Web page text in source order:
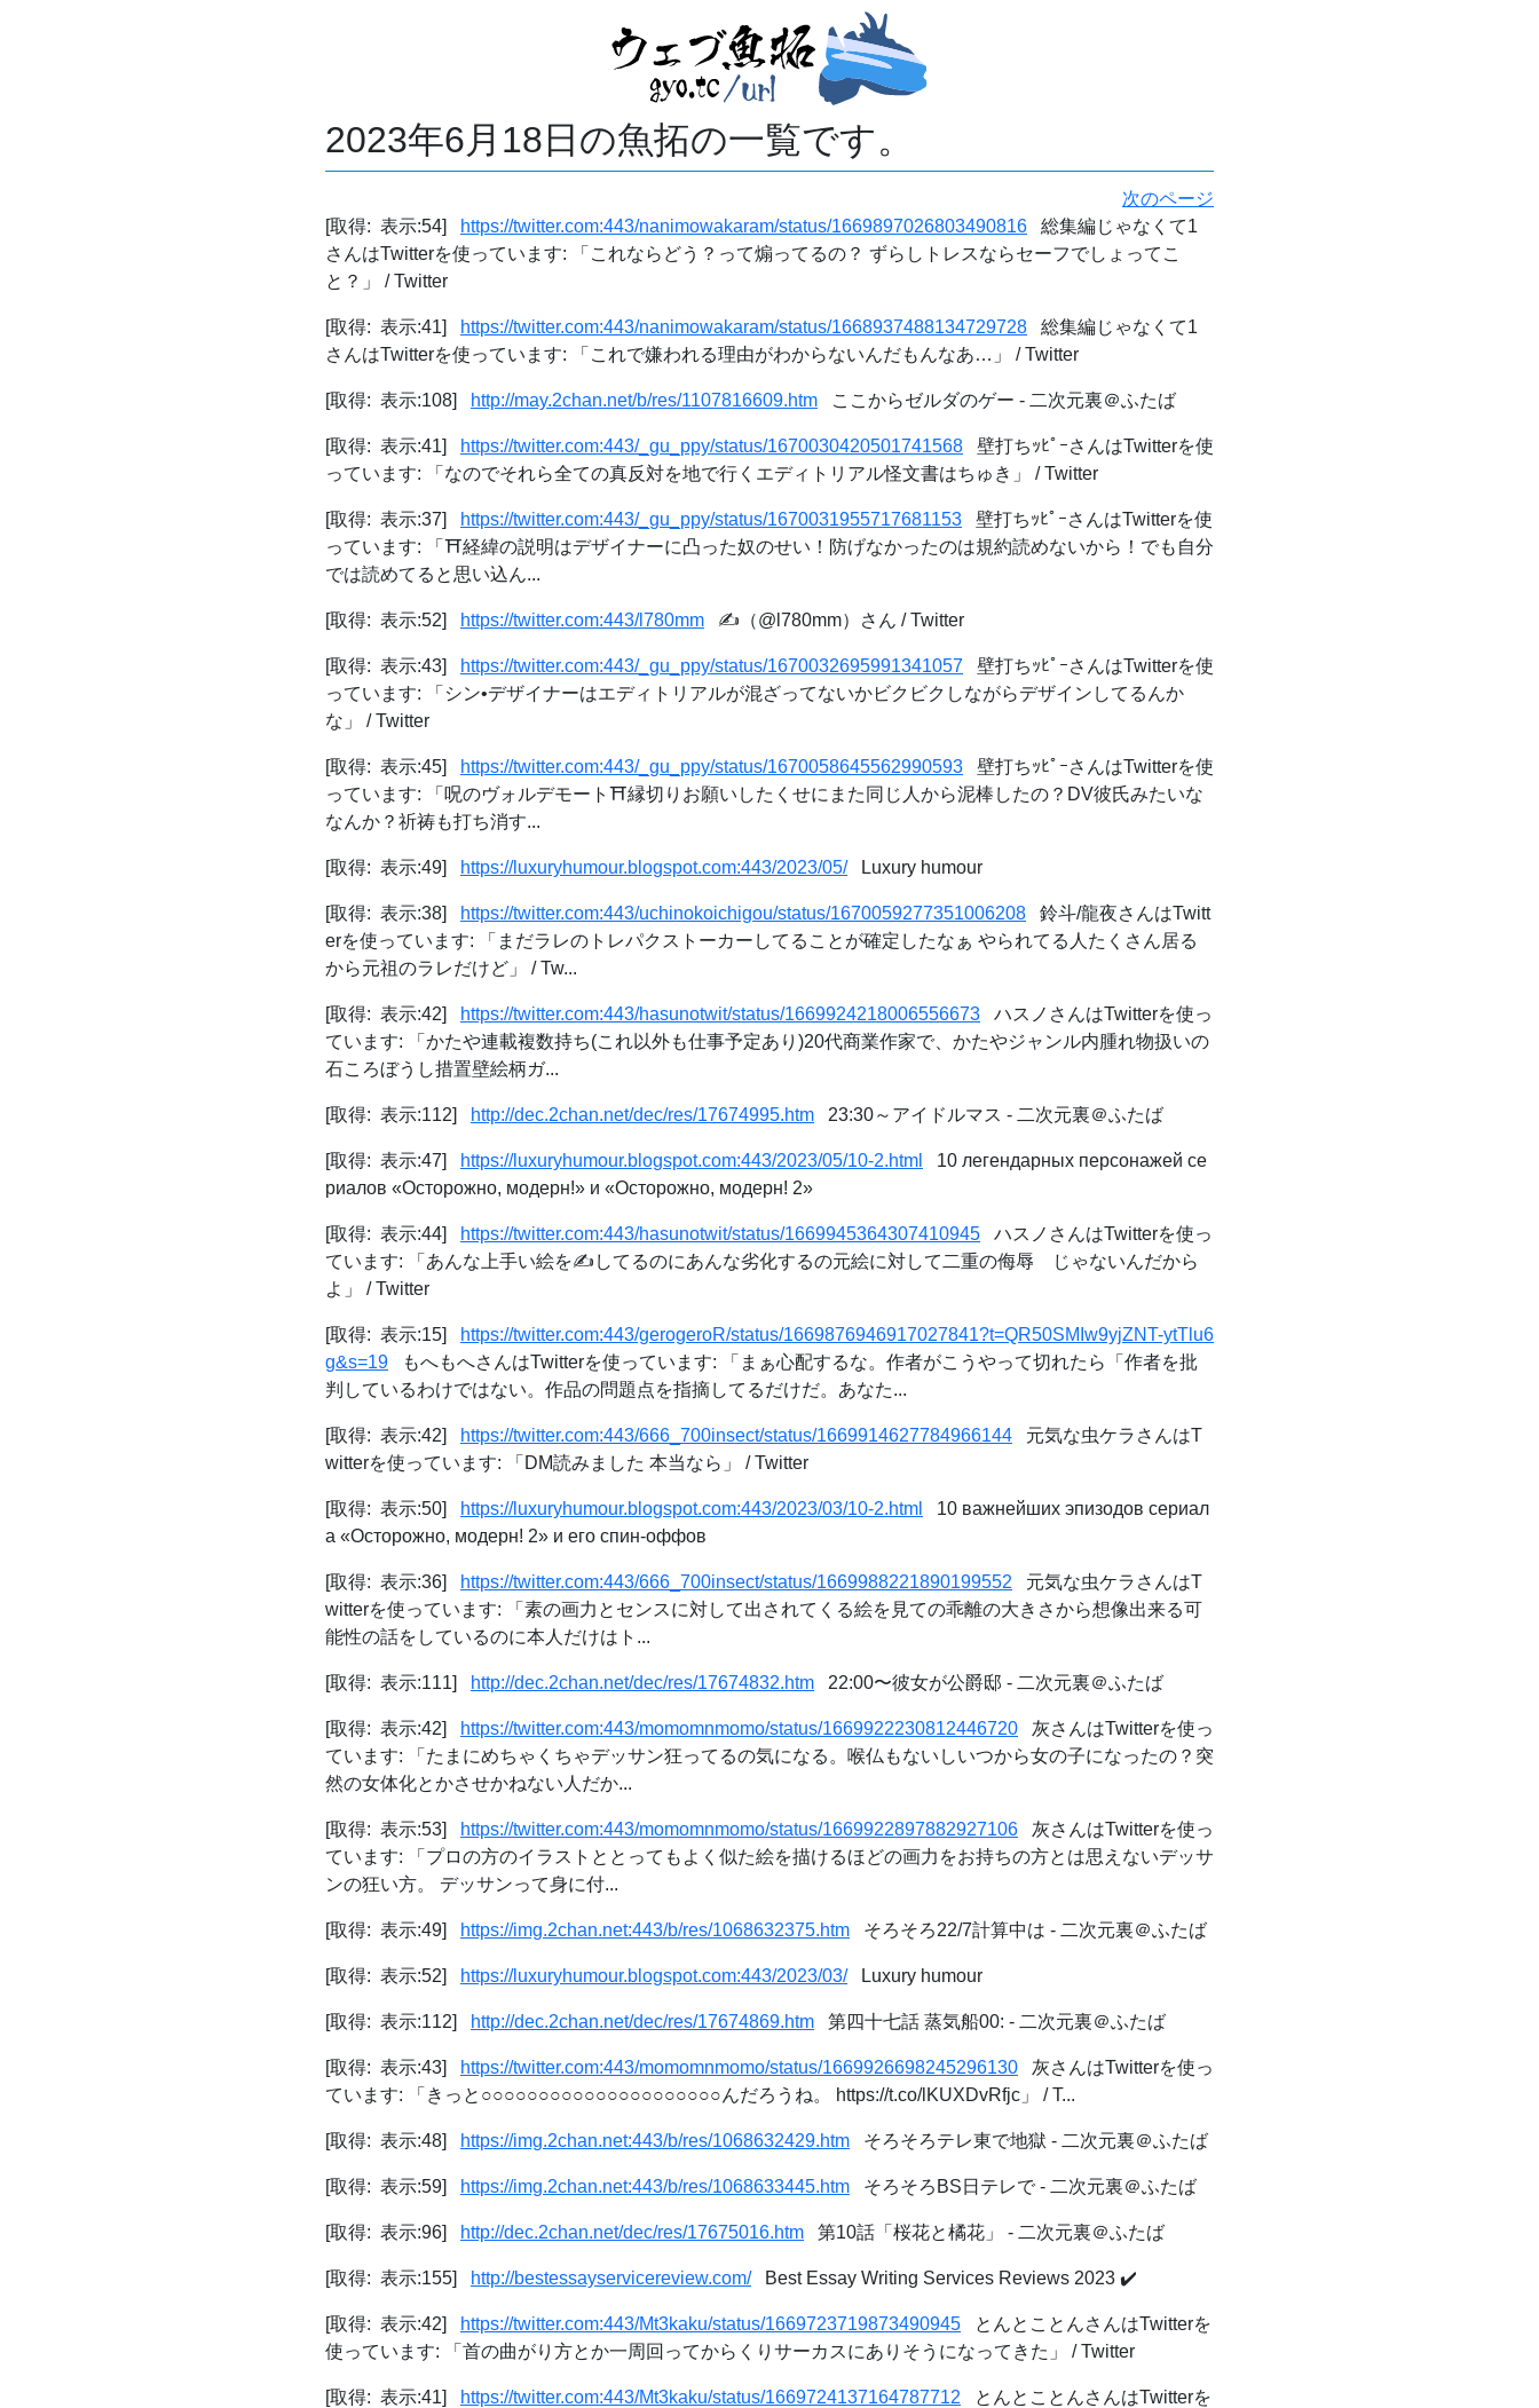
2023年6月18日の魚拓の一覧です。
次のページ
[取得: 表示:54]
https://twitter.com:443/nanimowakaram/status/1669897026803490816 総集編じゃなくて1
さんはTwitterを使っています: 「これならどう？って煽ってるの？ ずらしトレスならセーフでしょってこ
と？」 / Twitter
[取得: 表示:41] https://twitter.com:443/nanimowakaram/status/1668937488134729728 総集編じゃなくて1
さんはTwitterを使っています: 「これで嫌われる理由がわからないんだもんなあ…」 / Twitter
[取得: 表示:108] http://may.2chan.net/b/res/1107816609.htm ここからゼルダのゲー - 二次元裏＠ふたば
[取得: 表示:41] https://twitter.com:443/_gu_ppy/status/1670030420501741568 壁打ちｯﾋﾟｰさんはTwitterを使
っています: 「なのでそれら全ての真反対を地で行くエディトリアル怪文書はちゅき」 / Twitter
[取得: 表示:37] https://twitter.com:443/_gu_ppy/status/1670031955717681153 壁打ちｯﾋﾟｰさんはTwitterを使
っています: 「⛩経緯の説明はデザイナーに凸った奴のせい！防げなかったのは規約読めないから！でも自分
では読めてると思い込ん...
[取得: 表示:52] https://twitter.com:443/l780mm ✍️（@l780mm）さん / Twitter
[取得: 表示:43] https://twitter.com:443/_gu_ppy/status/1670032695991341057 壁打ちｯﾋﾟｰさんはTwitterを使
っています: 「シン•デザイナーはエディトリアルが混ざってないかビクビクしながらデザインしてるんか
な」 / Twitter
[取得: 表示:45] https://twitter.com:443/_gu_ppy/status/1670058645562990593 壁打ちｯﾋﾟｰさんはTwitterを使
っています: 「呪のヴォルデモート⛩縁切りお願いしたくせにまた同じ人から泥棒したの？DV彼氏みたいな
なんか？祈祷も打ち消す...
[取得: 表示:49] https://luxuryhumour.blogspot.com:443/2023/05/Luxury humour
[取得: 表示:38] https://twitter.com:443/uchinokoichigou/status/1670059277351006208 鈴斗/龍夜さんはTwitt
erを使っています: 「まだラレのトレパクストーカーしてることが確定したなぁ やられてる人たくさん居る
から元祖のラレだけど」 / Tw...
[取得: 表示:42] https://twitter.com:443/hasunotwit/status/1669924218006556673 ハスノさんはTwitterを使っ
ています: 「かたや連載複数持ち(これ以外も仕事予定あり)20代商業作家で、かたやジャンル内腫れ物扱いの
石ころぼうし措置壁絵柄ガ...
[取得: 表示:112] http://dec.2chan.net/dec/res/17674995.htm 23:30～アイドルマス - 二次元裏＠ふたば
[取得: 表示:47] https://luxuryhumour.blogspot.com:443/2023/05/10-2.html
10 легендарных персонажей се
риалов «Осторожно, модерн!» и «Осторожно, модерн! 2»
[取得: 表示:44] https://twitter.com:443/hasunotwit/status/1669945364307410945 ハスノさんはTwitterを使っ
ています: 「あんな上手い絵を✍️してるのにあんな劣化するの元絵に対して二重の侮辱 じゃないんだから
よ」 / Twitter
[取得: 表示:15]
https://twitter.com:443/gerogeroR/status/1669876946917027841?t=QR50SMIw9yjZNT-ytTlu6
g&s=19 もへもへさんはTwitterを使っています: 「まぁ心配するな。作者がこうやって切れたら「作者を批
判しているわけではない。作品の問題点を指摘してるだけだ。あなた...
[取得: 表示:42] https://twitter.com:443/666_700insect/status/1669914627784966144 元気な虫ケラさんはT
witterを使っています: 「DM読みました 本当なら」 / Twitter
[取得: 表示:50] https://luxuryhumour.blogspot.com:443/2023/03/10-2.html
10 важнейших эпизодов сериал
а «Осторожно, модерн! 2» и его спин-оффов
[取得: 表示:36] https://twitter.com:443/666_700insect/status/1669988221890199552 元気な虫ケラさんはT
witterを使っています: 「素の画力とセンスに対して出されてくる絵を見ての乖離の大きさから想像出来る可
能性の話をしているのに本人だけはト...
[取得: 表示:111] http://dec.2chan.net/dec/res/17674832.htm 22:00〜彼女が公爵邸 - 二次元裏＠ふたば
[取得: 表示:42] https://twitter.com:443/momomnmomo/status/1669922230812446720 灰さんはTwitterを使っ
ています: 「たまにめちゃくちゃデッサン狂ってるの気になる。喉仏もないしいつから女の子になったの？突
然の女体化とかさせかねない人だか...
[取得: 表示:53] https://twitter.com:443/momomnmomo/status/1669922897882927106 灰さんはTwitterを使っ
ています: 「プロの方のイラストととってもよく似た絵を描けるほどの画力をお持ちの方とは思えないデッサ
ンの狂い方。 デッサンって身に付...
[取得: 表示:49] https://img.2chan.net:443/b/res/1068632375.htm そろそろ22/7計算中は - 二次元裏＠ふたば
[取得: 表示:52] https://luxuryhumour.blogspot.com:443/2023/03/Luxury humour
[取得: 表示:112] http://dec.2chan.net/dec/res/17674869.htm 第四十七話 蒸気船00: - 二次元裏＠ふたば
[取得: 表示:43] https://twitter.com:443/momomnmomo/status/1669926698245296130 灰さんはTwitterを使っ
ています: 「きっと○○○○○○○○○○○○○○○○○○○○○んだろうね。 https://t.co/lKUXDvRfjc」 / T...
[取得: 表示:48] https://img.2chan.net:443/b/res/1068632429.htm そろそろテレ東で地獄 - 二次元裏＠ふたば
[取得: 表示:59] https://img.2chan.net:443/b/res/1068633445.htm そろそろBS日テレで - 二次元裏＠ふたば
[取得: 表示:96] http://dec.2chan.net/dec/res/17675016.htm 第10話「桜花と橘花」 - 二次元裏＠ふたば
[取得: 表示:155] http://bestessayservicereview.com/Best Essay Writing Services Reviews 2023 ✔️
[取得: 表示:42] https://twitter.com:443/Mt3kaku/status/1669723719873490945 とんとことんさんはTwitterを
使っています: 「首の曲がり方とか一周回ってからくりサーカスにありそうになってきた」 / Twitter
[取得: 表示:41] https://twitter.com:443/Mt3kaku/status/1669724137164787712 とんとことんさんはTwitterを